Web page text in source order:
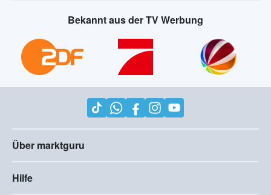
Bekannt aus der TV Werbung
Über marktguru
Hilfe